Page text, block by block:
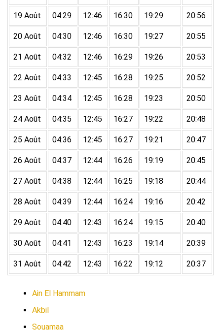
19 Août 04:29 12:46 16:30 19:29 20:56
20 Août 04:30 12:46 16:30 19:27 20:55
21 Août 04:32 12:46 16:29 19:26 20:53
22 Août 04:33 12:45 16:28 19:25 20:52
23 Août 04:34 12:45 16:28 19:23 20:50
24 Août 04:35 12:45 16:27 19:22 20:48
25 Août 04:36 12:45 16:27 19:21 20:47
26 Août 04:37 12:44 16:26 19:19 20:45
27 Août 04:38 12:44 16:25 19:18 20:44
28 Août 04:39 12:44 16:24 19:16 20:42
29 Août 04:40 12:43 16:24 19:15 20:40
30 Août 04:41 12:43 16:23 19:14 20:39
31 Août 04:42 12:43 16:22 19:12 20:37
Ain El Hammam
Akbil
Souamaa